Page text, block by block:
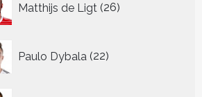
Matthijs de Ligt 26
producten
Paulo Dybala 22
producten